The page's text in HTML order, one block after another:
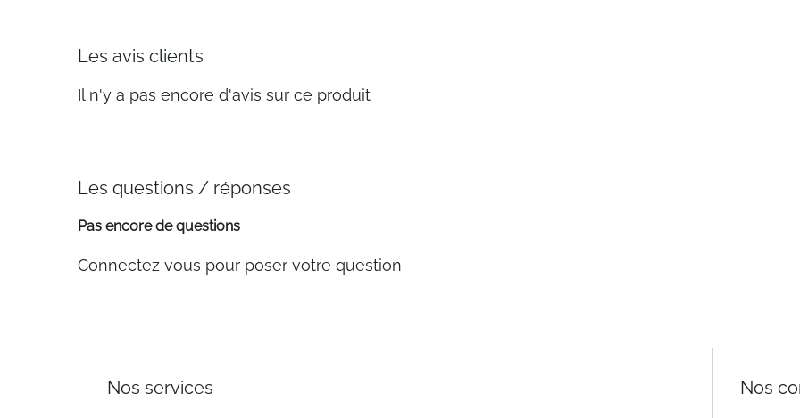
Les avis clients
Il n'y a pas encore d'avis sur ce produit
Les questions / réponses
Pas encore de questions
Connectez vous pour poser votre question
Nos services Nos